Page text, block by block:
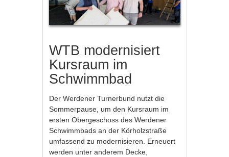
WTB modernisiert
Kursraum im
Schwimmbad
Der Werdener Turnerbund nutzt die
Sommerpause, um den Kursraum im
ersten Obergeschoss des Werdener
Schwimmbads an der Körholzstraße
umfassend zu modernisieren. Erneuert
werden unter anderem Decke,